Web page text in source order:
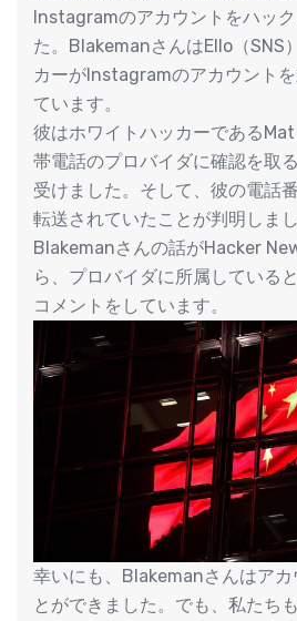
Instagramのアカウントをハッ
た。BlakemanさんはEllo（SNS
カーがInstagramのアカウント
ています。
彼はホワイトハッカーである
帯電話のプロバイダに確認を取
受けました。そして、彼の電話
転送されていたことが判明しまし
Blakemanさんの話がHacker
ら、プロバイダに所属している
コメントをしています。
幸いにも、Blakemanさんはアカ
とができました。でも、私たち